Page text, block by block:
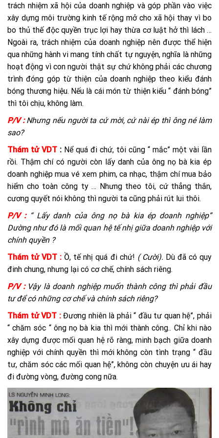
trách nhiệm xã hội của doanh nghiệp và góp phần vào việc
xây dựng môi trường kinh tế rộng mở cho xã hội thay vì bo
bo thủ thế độc quyền trục lợi hay thừa cơ luật hở thì lách …
Ngoài ra, trách nhiệm của doanh nghiệp nên được thể hiện
qua những hành vi mang tính chất tự nguyện, nghĩa là những
hoạt động vì con người thật sự chứ không phải các chương
trình đóng góp từ thiện của doanh nghiệp theo kiểu đánh
bóng thương hiệu. Nếu là cái món từ thiện kiểu “ đánh bóng”
thì tôi chịu, không làm.
P/V :Nhưng nếu người ta cứ mời, cứ nài ép thì ông né làm
sao?
Thám tử VDT : Nể quá đi chứ, tôi cũng “ mắc” một vài lần
rồi. Thậm chí có người còn lấy danh của ông nọ bà kia ép
doanh nghiệp mua vé xem phim, ca nhạc, thậm chí mua bảo
hiểm cho toàn công ty … Nhưng theo tôi, cứ thẳng thắn,
cương quyết nói không thì người ta cũng phải rút lui thôi.
P/V : “ Lấy danh của ông nọ bà kia ép doanh nghiệp”
Dường như đó là mối quan hệ tế nhị giữa doanh nghiệp với
chính quyền ?
Thám tử VDT : Ồ, tế nhị quá đi chứ! ( Cười). Dù đã có quy
đinh chung, nhưng lại có cơ chế, chính sách riêng.
P/V : Vậy là doanh nghiệp muốn thành công thì phải đầu
tư để có những cơ chế và chính sách riêng?
Thám tử VDT :Đương nhiên là phải “ đầu tư quan hệ”, phải
“ chăm sóc “ ông nọ bà kia thì mới thành công.. Chỉ khi nào
xây dựng được mối quan hệ rõ ràng, minh bạch giữa doanh
nghiệp với chính quyền thì mới không còn tình trạng “ đầu
tư, chăm sóc các mối quan hệ”, không còn chuyện ưu ái hay
đi đường vòng, đường cong nữa.